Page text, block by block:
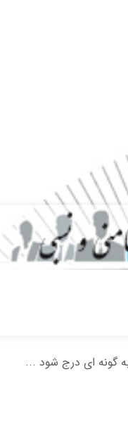
گونه ای درج شود ...